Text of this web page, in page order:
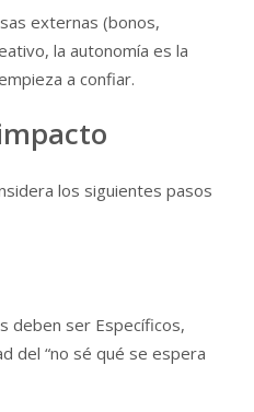
externas (bonos,
la autonomía es la
a confiar.
los siguientes pasos
deben ser Específicos,
del “no sé qué se espera